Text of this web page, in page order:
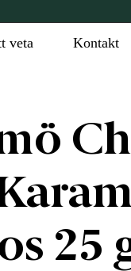
veta Kontakt
25